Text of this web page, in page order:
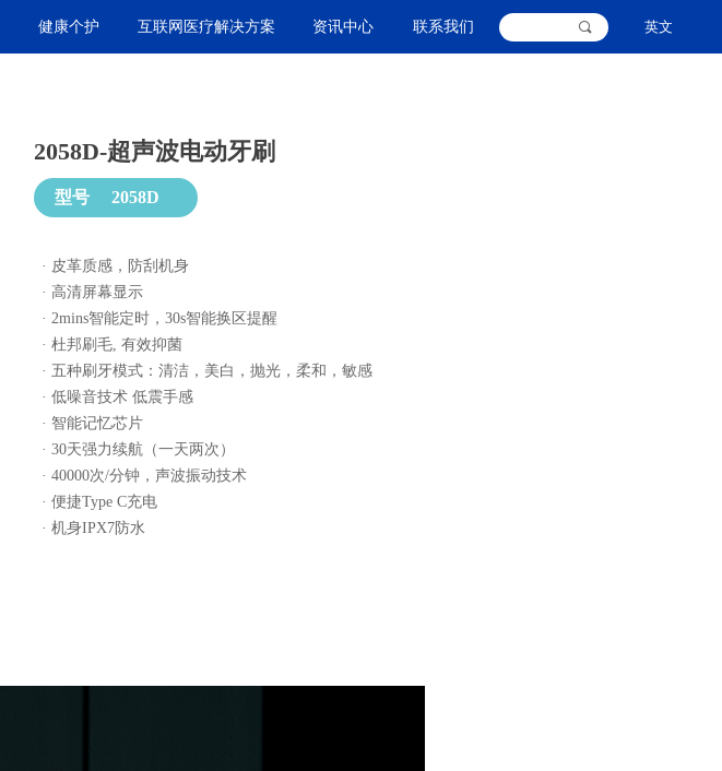
끠
互联网医疗解决方案 资讯中心 联系我们
健康个护 英文
2058D-超声波电动牙刷
· 皮革质感，防刮机身
· 高清屏幕显示
· 2mins智能定时，30s智能换区提醒
· 杜邦刷毛, 有效抑菌
· 五种刷牙模式：清洁，美白，抛光，柔和，敏感
· 低噪音技术 低震手感
· 智能记忆芯片
· 30天强力续航（一天两次）
· 40000次/分钟，声波振动技术
· 便捷Type C充电
· 机身IPX7防水
型号 2058D